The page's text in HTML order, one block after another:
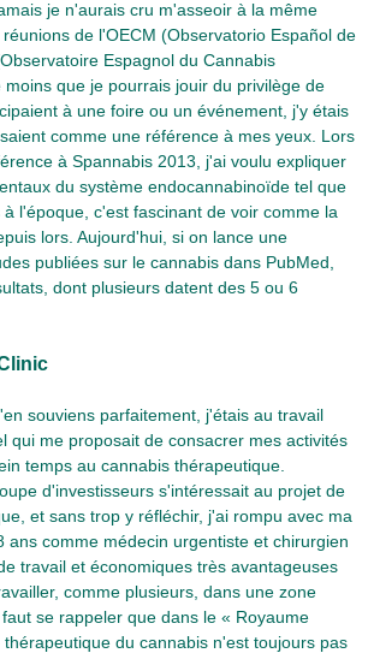
je n'aurais cru m'asseoir à la même
de l'OECM (Observatorio Español de
Espagnol du Cannabis
que je pourrais jouir du privilège de
à une foire ou un événement, j'y étais
comme une référence à mes yeux. Lors
à Spannabis 2013, j'ai voulu expliquer
du système endocannabinoïde tel que
l'époque, c'est fascinant de voir comme la
lors. Aujourd'hui, si on lance une
publiées sur le cannabis dans PubMed,
dont plusieurs datent des 5 ou 6
souviens parfaitement, j'étais au travail
qui me proposait de consacrer mes activités
temps au cannabis thérapeutique.
d'investisseurs s'intéressait au projet de
et sans trop y réfléchir, j'ai rompu avec ma
ans comme médecin urgentiste et chirurgien
travail et économiques très avantageuses
comme plusieurs, dans une zone
se rappeler que dans le « Royaume
du cannabis n'est toujours pas